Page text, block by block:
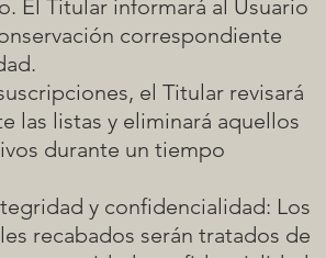
El Titular informará al Usuario
correspondiente
el Titular revisará
las listas y eliminará aquellos
durante un tiempo
y confidencialidad: Los
recabados serán tratados de